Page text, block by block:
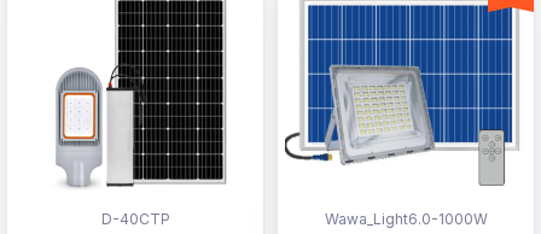
D-40CTP Wawa_Light6.0-1000W